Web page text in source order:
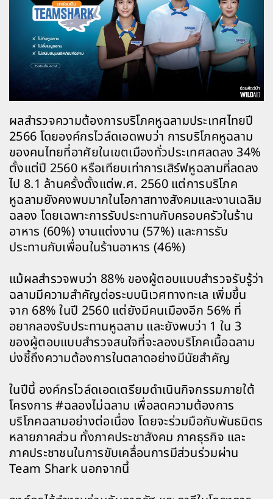
ผลสำรวจความต้องการบริโภคหูฉลามประเทศไทยปี
2566 โดยองค์กรไวล์ดเอดพบว่า การบริโภคหูฉลาม
ของคนไทยที่อาศัยในเขตเมืองทั่วประเทศลดลง 34%
ตั้งแต่ปี 2560 หรือเทียบเท่าการเสิร์ฟหูฉลามที่ลดลง
ไป 8.1 ล้านครั้งตั้งแต่พ.ศ. 2560 แต่การบริโภค
หูฉลามยังคงพบมากในโอกาสทางสังคมและงานเฉลิม
ฉลอง โดยเฉพาะการรับประทานกับครอบครัวในร้าน
อาหาร (60%) งานแต่งงาน (57%) และการรับ
ประทานกับเพื่อนในร้านอาหาร (46%)
แม้ผลสำรวจพบว่า 88% ของผู้ตอบแบบสำรวจรับรู้ว่า
ฉลามมีความสำคัญต่อระบบนิเวศทางทะเล เพิ่มขึ้น
จาก 68% ในปี 2560 แต่ยังมีคนเมืองอีก 56% ที่
อยากลองรับประทานหูฉลาม และยังพบว่า 1 ใน 3
ของผู้ตอบแบบสำรวจสนใจที่จะลองบริโภคเนื้อฉลาม
บ่งชี้ถึงความต้องการในตลาดอย่างมีนัยสำคัญ
ในปีนี้ องค์กรไวล์ดเอดเตรียมดำเนินกิจกรรมภายใต้
โครงการ #ฉลองไม่ฉลาม เพื่อลดความต้องการ
บริโภคฉลามอย่างต่อเนื่อง โดยจะร่วมมือกับพันธมิตร
หลายภาคส่วน ทั้งภาคประชาสังคม ภาคธุรกิจ และ
ภาคประชาชนในการขับเคลื่อนการมีส่วนร่วมผ่าน
Team Shark นอกจากนี้